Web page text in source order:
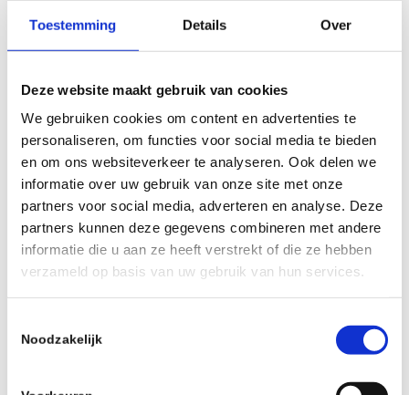
Toestemming Details Over
Deze website maakt gebruik van cookies
We gebruiken cookies om content en advertenties te
personaliseren, om functies voor social media te bieden
en om ons websiteverkeer te analyseren. Ook delen we
informatie over uw gebruik van onze site met onze
partners voor social media, adverteren en analyse. Deze
partners kunnen deze gegevens combineren met andere
informatie die u aan ze heeft verstrekt of die ze hebben
verzameld op basis van uw gebruik van hun services.
Noodzakelijk
kan hierbij wel degelijk een belangrijke
rol spelen. Het creëert veiligheid,
(financiële) ruimte om plezier te maken.
Daarbij krijg je geld als vorm van
beloning en waardering voor wat je
doet. Geld maakt sommige mensen
dan ook echt gelukkiger. Maar dat is
zeker geen vanzelfsprekendheid. Want
ook de andere aspecten van je leven
moeten kloppen. Van gezin,